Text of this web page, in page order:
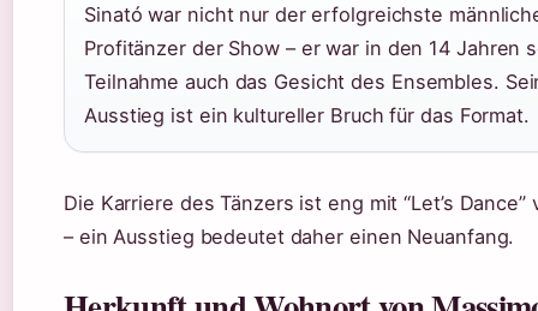
Sinató war nicht nur der erfolgreichste
Profitänzer der Show – er war in den 14 Jahren
Teilnahme auch das Gesicht des Ensembles.
Ausstieg ist ein kultureller Bruch für das Format.
Die Karriere des Tänzers ist eng mit “Let’s Dance”
– ein Ausstieg bedeutet daher einen Neuanfang.